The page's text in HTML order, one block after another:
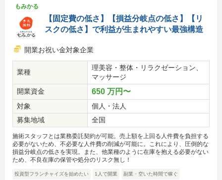
もみかる
【固定費の低さ】【損益分岐点の低さ】【リ
スクの低さ】で利益が生まれやすい最強構造
開業お祝い金対象企業
業種
理美容・整体・リラクゼーション、
マッサージ
開業資金
650 万円〜
対象
個人・法人
募集地域
全国
施術スタッフとは業務委託契約が可能。売上額を上回る人件費を負担する
必要がないため、不必要な人件費の削減が可能に。これにより、圧倒的な
損益分岐点の低さを実現。また、他業種のように在庫を抱える必要がない
ため、不良在庫の保管や処分のリスク無し！
投資型フランチャイズを始めたい 1人で開業 副業・空いた時間で稼ぐ